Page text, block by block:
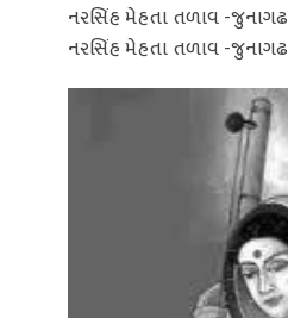
નરસિંહ મેહતા તળાવ -જુનાગઢ
નરસિંહ મેહતા તળાવ -જુનાગઢ